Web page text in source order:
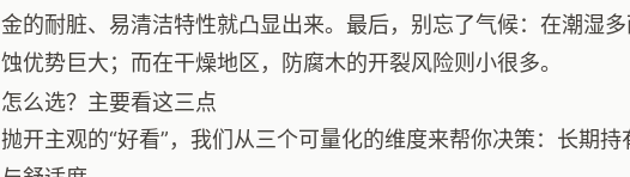
金的耐脏、易清洁特性就凸显出来。最后，别忘了气候：在潮湿
蚀优势巨大；而在干燥地区，防腐木的开裂风险则小很多。
怎么选？主要看这三点
抛开主观的“好看”，我们从三个可量化的维度来帮你决策：长期